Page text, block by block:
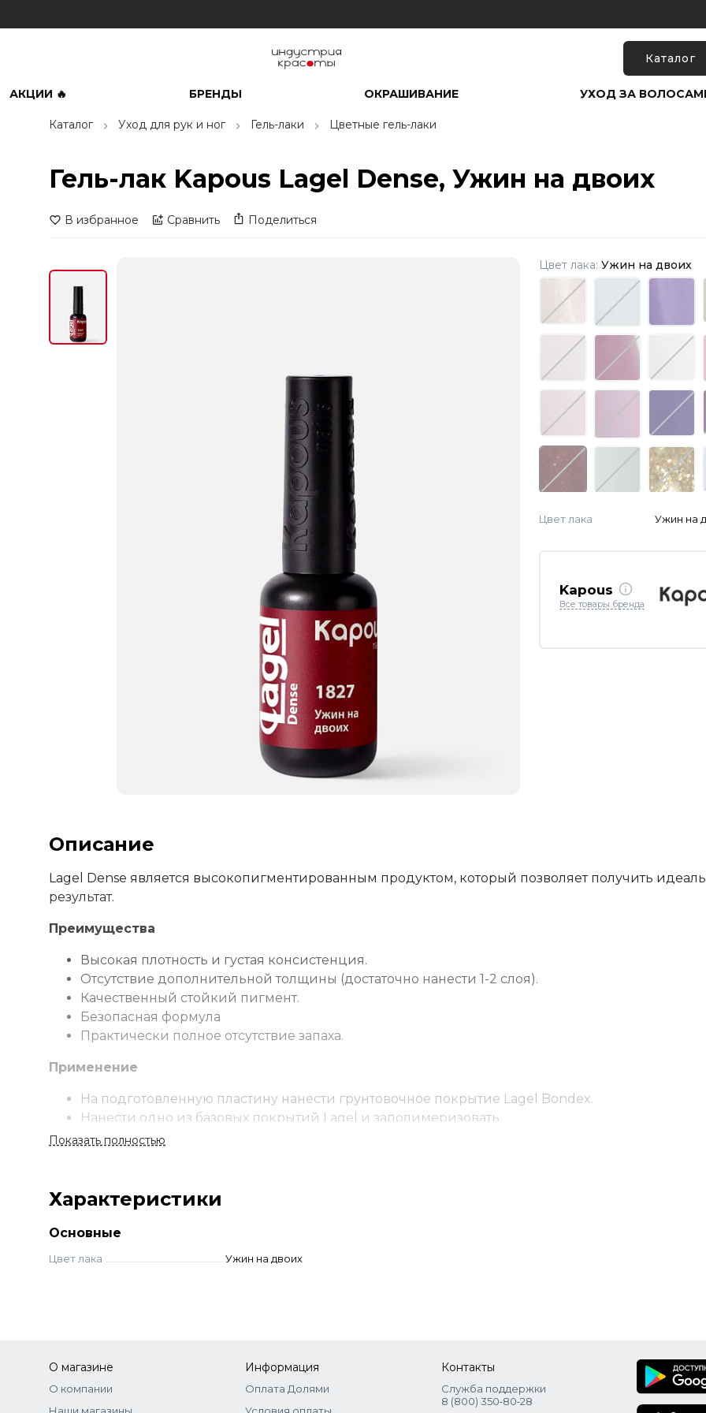
Каталог
АКЦИИ 🔥 БРЕНДЫ ОКРАШИВАНИЕ УХОД ЗА
Каталог Уход для рук и ног Гель-лаки Цветные гель-лаки
Гель-лак Kapous Lagel Dense, Ужин на двоих
В избранное Сравнить Поделиться
Цвет лака: Ужин на двоих
Цвет лака Ужин на
Kapous
Все товары бренда
Описание
Lagel Dense является высокопигментированным продуктом, который позволяет получить
результат.
Преимущества
Высокая плотность и густая консистенция.
Отсутствие дополнительной толщины (достаточно нанести 1-2 слоя).
Качественный стойкий пигмент.
Безопасная формула
Практически полное отсутствие запаха.
Применение
На подготовленную пластину нанести грунтовочное покрытие Lagel Bondex.
Нанести одно из базовых покрытий Lagel и заполимеризовать.
Тонким равномерным слоем нанести выбранное цветное покрытие Lagel Dense.
Не допускается промежуточная полимеризация продукта.
Показать полностью
Характеристики
Основные
Цвет лака Ужин на двоих
О магазине
О компании
Информация
Оплата Долями
Контакты
Служба поддержки
8 (800) 350‑80‑28